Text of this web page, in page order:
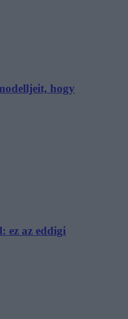
hogy
ez az eddigi